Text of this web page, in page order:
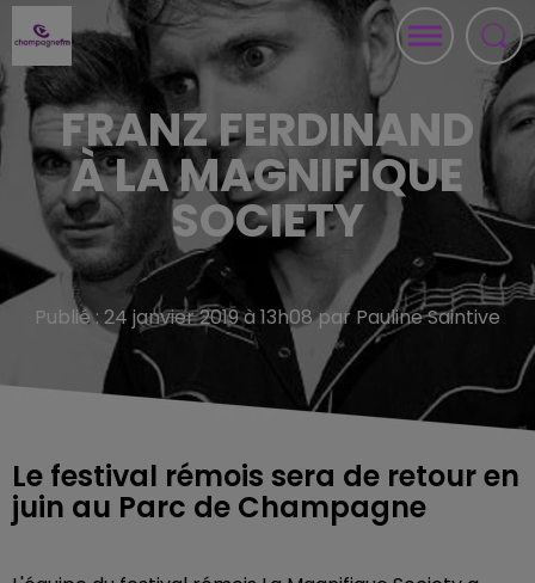
FRANZ FERDINAND
À LA MAGNIFIQUE
SOCIETY
Publié : 24 janvier 2019 à 13h08 par Pauline Saintive
Le festival rémois sera de retour en
juin au Parc de Champagne